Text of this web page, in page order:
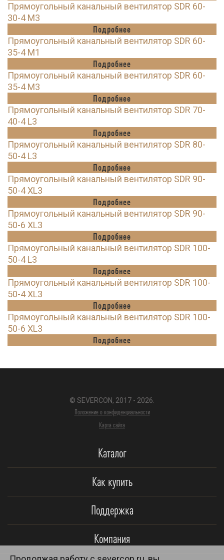
Прямоугольный канальный вентилятор SDR 60-
30-4 M3
Подробнее
Прямоугольный канальный вентилятор SDR 60-
35-4 M1
Подробнее
Прямоугольный канальный вентилятор SDR 60-
35-4 M3
Подробнее
Прямоугольный канальный вентилятор SDR 70-
40-4 L3
Подробнее
Прямоугольный канальный вентилятор SDR 80-
50-4 L3
Подробнее
Прямоугольный канальный вентилятор SDR 90-
50-4 XL3
Подробнее
Прямоугольный канальный вентилятор SDR 90-
50-6 XL3
Подробнее
Прямоугольный канальный вентилятор SDR 100-
50-4 L3
Подробнее
Прямоугольный канальный вентилятор SDR 100-
50-4 XL3
Подробнее
Прямоугольный канальный вентилятор SDR 100-
50-6 XL3
Подробнее
© SEVERCON, 2017 - 2026.
Положение о конфиденциальности
Карта сайта
Каталог
Как купить
Поддержка
Компания